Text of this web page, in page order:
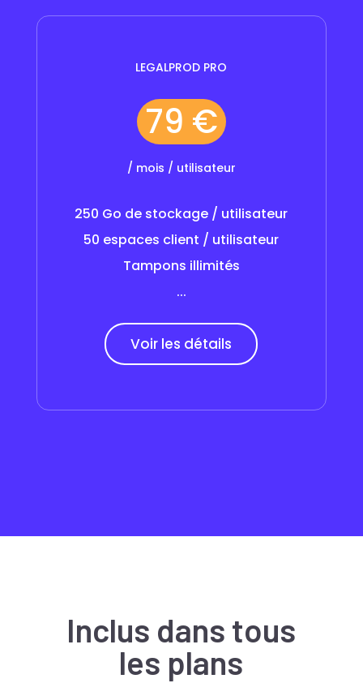
LEGALPROD PRO
79 €
/ mois / utilisateur
250 Go de stockage / utilisateur
50 espaces client / utilisateur
Tampons illimités
...
Voir les détails
Inclus dans tous
les plans